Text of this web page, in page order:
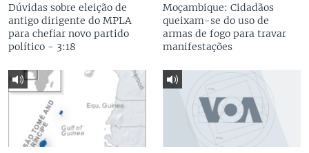
Dúvidas sobre eleição de
antigo dirigente do MPLA
para chefiar novo partido
político - 3:18
Moçambique: Cidadãos
queixam-se do uso de
armas de fogo para travar
manifestações